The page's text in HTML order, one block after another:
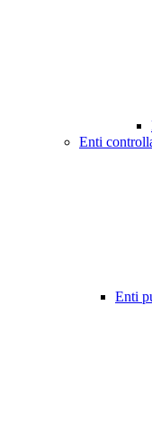
Enti
Enti